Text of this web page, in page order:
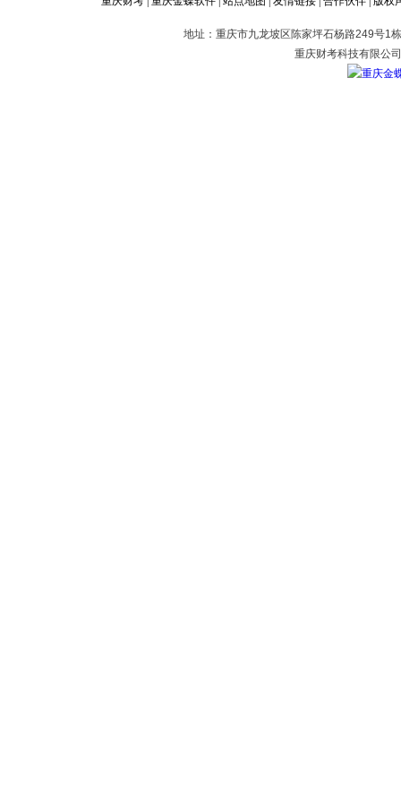
地址：重庆市九龙坡区陈家坪石杨路249号1
重庆财考科技有限公